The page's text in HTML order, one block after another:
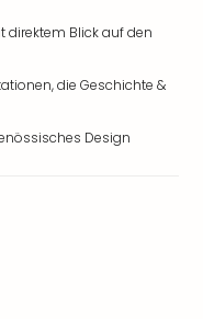
direktem Blick auf den
die Geschichte &
Design